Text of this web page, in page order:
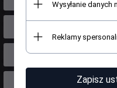
Wysyłanie danych
Reklamy
Zapisz